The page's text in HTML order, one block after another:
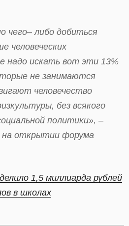
чего– либо добиться
человеческих
надо искать вот эти 13%
не занимаются
человечество
без всякого
политики», –
на открытии форума
1,5 миллиарда рублей
в школах